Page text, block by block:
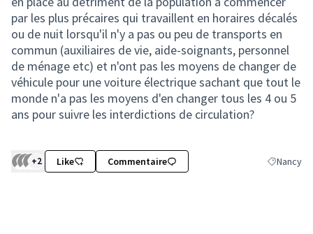
par les plus précaires qui travaillent en horaires décalés
ou de nuit lorsqu'il n'y a pas ou peu de transports en
commun (auxiliaires de vie, aide-soignants, personnel
de ménage etc) et n'ont pas les moyens de changer de
véhicule pour une voiture électrique sachant que tout le
monde n'a pas les moyens d'en changer tous les 4 ou 5
ans pour suivre les interdictions de circulation?
+2 Like Commentaire Filtrer les
Nancy